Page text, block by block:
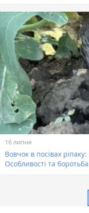
16 липня
Вовчок в посівах
Особливості та боротьба